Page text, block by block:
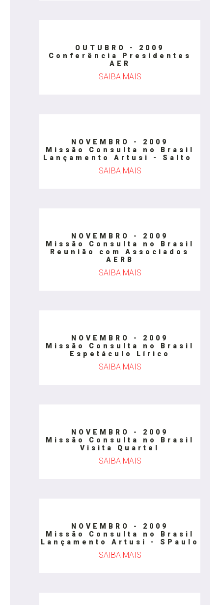
OUTUBRO - 2009
Conferência Presidentes
AER
SAIBA MAIS
NOVEMBRO - 2009
Missão Consulta no Brasil
Lançamento Artusi - Salto
SAIBA MAIS
NOVEMBRO - 2009
Missão Consulta no Brasil
Reunião com Associados
AERB
SAIBA MAIS
NOVEMBRO - 2009
Missão Consulta no Brasil
Espetáculo Lírico
SAIBA MAIS
NOVEMBRO - 2009
Missão Consulta no Brasil
Visita Quartel
SAIBA MAIS
NOVEMBRO - 2009
Missão Consulta no Brasil
Lançamento Artusi - SPaulo
SAIBA MAIS